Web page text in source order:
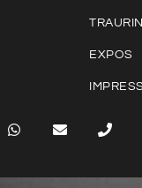
EXPOS